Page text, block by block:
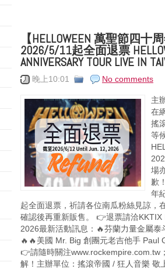
【HELLOWEEN 萬聖節四
2026/5/11起全面退票
ANNIVERSARY TOUR LIVE IN
晚上10:01 No comments
主
在
搖
等
場
歉
年
起全面退票，祈請各位南瓜粉絲見諒，
確認後再重新販售。 👉退票請洽
2026最新活動訊息：🔥芬蘭力量金屬
🔥🔥美國 Mr. Big 創團元老吉他手 Paul
👉請隨時關注www.rockempire.com.tw
解！主辦單位：搖滾帝國 / 狂人音樂 敬